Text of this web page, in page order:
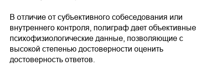
В отличие от субъективного собеседования или
внутреннего контроля, полиграф дает объективные
психофизиологические данные, позволяющие с
высокой степенью достоверности оценить
достоверность ответов.